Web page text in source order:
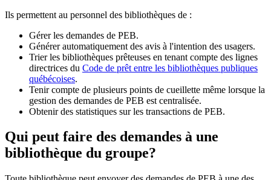
Ils permettent au personnel des bibliothèques de :
Gérer les demandes de PEB.
Générer automatiquement des avis à l'intention des usagers.
Trier les bibliothèques prêteuses en tenant compte des lignes
directrices du Code de prêt entre les bibliothèques publiques
québécoises.
Tenir compte de plusieurs points de cueillette même lorsque la
gestion des demandes de PEB est centralisée.
Obtenir des statistiques sur les transactions de PEB.
Qui peut faire des demandes à une
bibliothèque du groupe?